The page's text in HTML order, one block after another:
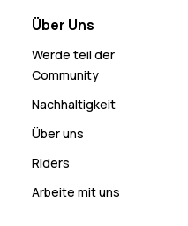
Über Uns
Werde teil der
Community
Nachhaltigkeit
Über uns
Riders
Arbeite mit uns